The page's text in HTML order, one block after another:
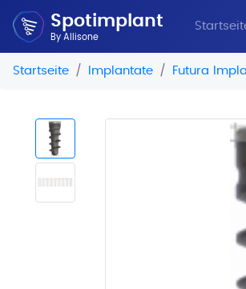
Spotimplant
By Allisone
Startseite Implantate Futura